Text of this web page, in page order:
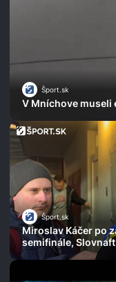
Šport.sk
V Mníchove museli
Šport.sk
Miroslav Káčer po
semifinále,